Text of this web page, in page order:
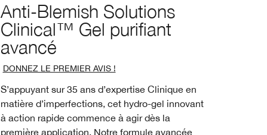
Anti-Blemish Solutions
Clinical™ Gel purifiant
avancé
DONNEZ LE PREMIER AVIS !
S’appuyant sur 35 ans d’expertise Clinique en
matière d’imperfections, cet hydro-gel innovant
à action rapide commence à agir dès la
première application. Notre formule avancée